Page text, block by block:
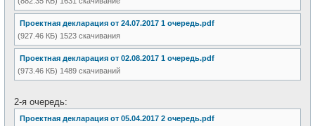
Проектная декларация от 24.07.2017 1 очередь.pdf
(927.46 КБ) 1523 скачивания
Проектная декларация от 02.08.2017 1 очередь.pdf
(973.46 КБ) 1489 скачиваний
2-я очередь:
Проектная декларация от 05.04.2017 2 очередь.pdf